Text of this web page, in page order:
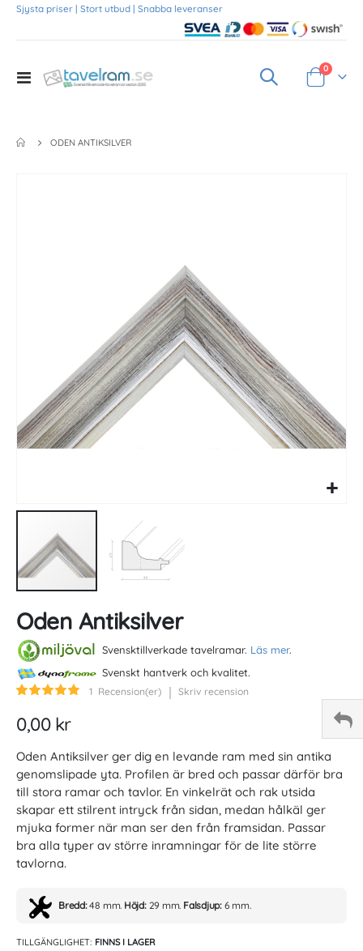
Sjysta priser | Stort utbud | Snabba leveranser
Toggle
Varukorg
0
ODEN ANTIKSILVER
to
the
beginning
of
the
gallery
Oden Antiksilver
Svensktillverkade tavelramar. Läs mer.
Svenskt hantverk och kvalitet.
Betyg:
1 Recension(er) Skriv recension
0,00 kr
Oden Antiksilver ger dig en levande ram med sin antika
genomslipade yta. Profilen är bred och passar därför bra
till stora ramar och tavlor. En vinkelrät och rak utsida
skapar ett stilrent intryck från sidan, medan hålkäl ger
mjuka former när man ser den från framsidan. Passar
bra alla typer av större inramningar för de lite större
tavlorna.
Bredd:48 mm. Höjd:29 mm. Falsdjup: 6 mm.
TILLGÄNGLIGHET: FINNS I LAGER